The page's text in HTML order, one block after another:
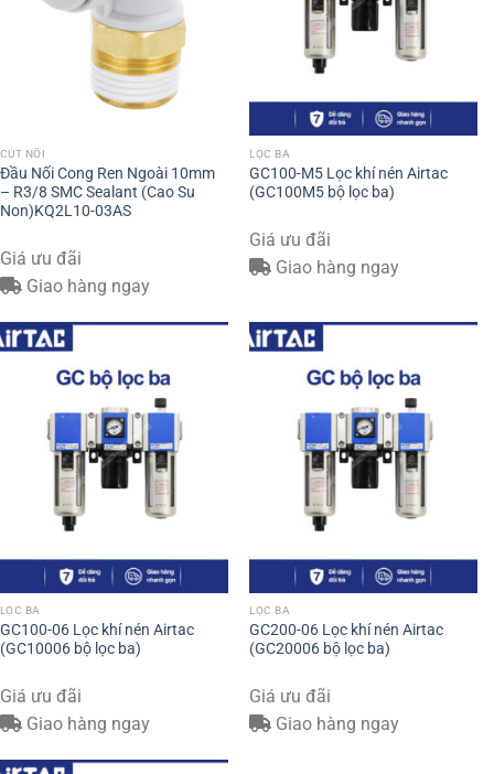
CÚT NỐI
Đầu Nối Cong Ren Ngoài 10mm
– R3/8 SMC Sealant (Cao Su
Non)KQ2L10-03AS
Giá ưu đãi
Giao hàng ngay
LỌC BA
GC100-M5 Lọc khí nén Airtac
(GC100M5 bộ lọc ba)
Giá ưu đãi
Giao hàng ngay
LỌC BA
GC100-06 Lọc khí nén Airtac
(GC10006 bộ lọc ba)
Giá ưu đãi
Giao hàng ngay
LỌC BA
GC200-06 Lọc khí nén Airtac
(GC20006 bộ lọc ba)
Giá ưu đãi
Giao hàng ngay